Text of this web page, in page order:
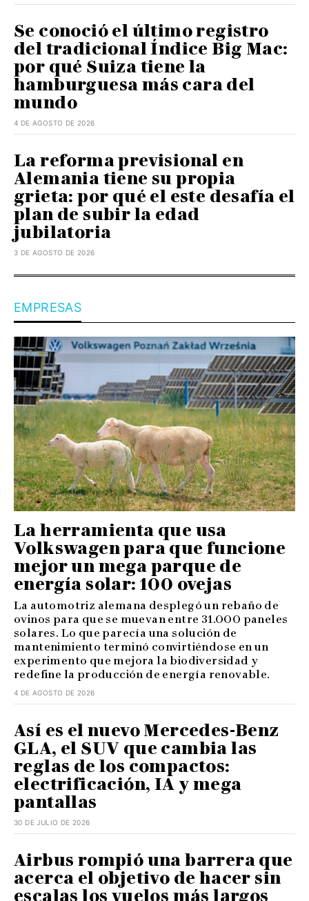
Se conoció el último registro
del tradicional Índice Big Mac:
por qué Suiza tiene la
hamburguesa más cara del
mundo
4 DE AGOSTO DE 2026
La reforma previsional en
Alemania tiene su propia
grieta: por qué el este desafía el
plan de subir la edad
jubilatoria
3 DE AGOSTO DE 2026
EMPRESAS
La herramienta que usa
Volkswagen para que funcione
mejor un mega parque de
energía solar: 100 ovejas
La automotriz alemana desplegó un rebaño de
ovinos para que se muevan entre 31.000 paneles
solares. Lo que parecía una solución de
mantenimiento terminó convirtiéndose en un
experimento que mejora la biodiversidad y
redefine la producción de energía renovable.
4 DE AGOSTO DE 2026
Así es el nuevo Mercedes-Benz
GLA, el SUV que cambia las
reglas de los compactos:
electrificación, IA y mega
pantallas
30 DE JULIO DE 2026
Airbus rompió una barrera que
acerca el objetivo de hacer sin
escalas los vuelos más largos